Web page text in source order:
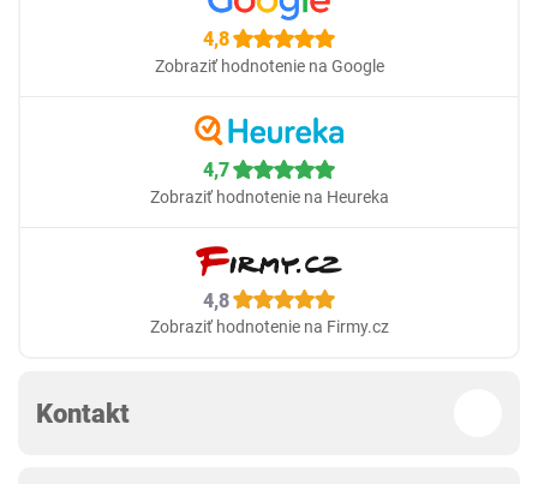
4,8
Zobraziť hodnotenie na Google
4,7
Zobraziť hodnotenie na Heureka
4,8
Zobraziť hodnotenie na Firmy.cz
Kontakt